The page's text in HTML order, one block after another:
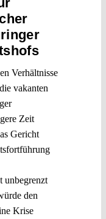
Verhältnisse
vakanten
Zeit
Gericht
unbegrenzt
den
Krise